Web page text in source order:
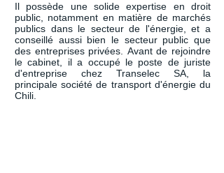
Il possède une solide expertise en droit
public, notamment en matière de marchés
publics dans le secteur de l'énergie, et a
conseillé aussi bien le secteur public que
des entreprises privées. Avant de rejoindre
le cabinet, il a occupé le poste de juriste
d'entreprise chez Transelec SA, la
principale société de transport d'énergie du
Chili.